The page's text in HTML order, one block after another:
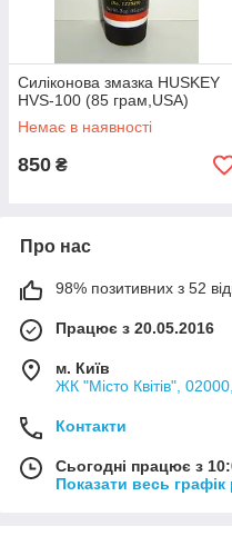
Силіконова змазка HUSKEY
HVS-100 (85 грам,USA)
Немає в наявності
850 ₴
Про нас
98% позитивних з 52
Працює з 20.05.2016
м. Київ
ЖК "Місто Квітів",
Контакти
Сьогодні працює з
Показати весь графік